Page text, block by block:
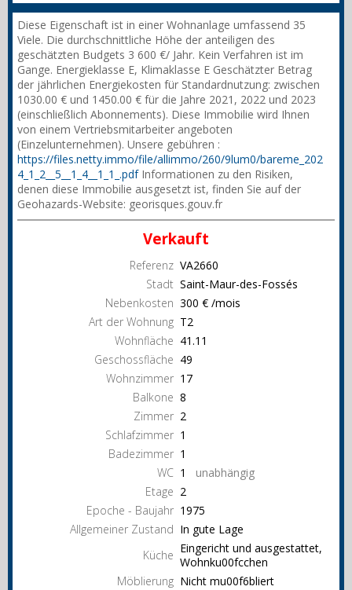
Diese Eigenschaft ist in einer Wohnanlage umfassend 35
Viele. Die durchschnittliche Höhe der anteiligen des
geschätzten Budgets 3 600 €/ Jahr. Kein Verfahren ist im
Gange. Energieklasse E, Klimaklasse E Geschätzter Betrag
der jährlichen Energiekosten für Standardnutzung: zwischen
1030.00 € und 1450.00 € für die Jahre 2021, 2022 und 2023
(einschließlich Abonnements). Diese Immobilie wird Ihnen
von einem Vertriebsmitarbeiter angeboten
(Einzelunternehmen). Unsere gebühren :
https://files.netty.immo/file/allimmo/260/9lum0/bareme_202
4_1_2__5__1_4__1_1_.pdfInformationen zu den Risiken,
denen diese Immobilie ausgesetzt ist, finden Sie auf der
Geohazards-Website: georisques.gouv.fr
Verkauft
Referenz VA2660
Stadt Saint-Maur-des-Fossés
Nebenkosten 300 € /mois
Art der Wohnung T2
Wohnfläche 41.11
Geschossfläche 49
Wohnzimmer 17
Balkone 8
Zimmer 2
Schlafzimmer 1
Badezimmer 1
WC 1 unabhängig
Etage 2
Epoche - Baujahr 1975
Allgemeiner Zustand In gute Lage
Küche Eingericht und ausgestattet,
Wohnku00fcchen
Möblierung Nicht mu00f6bliert